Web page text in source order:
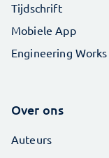
Tijdschrift
Mobiele App
Engineering Works
Over ons
Auteurs